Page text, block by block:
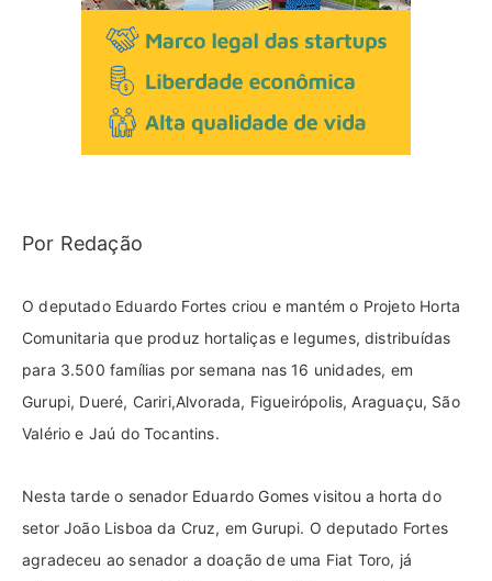
Por Redação
O deputado Eduardo Fortes criou e mantém o Projeto Horta
Comunitaria que produz hortaliças e legumes, distribuídas
para 3.500 famílias por semana nas 16 unidades, em
Gurupi, Dueré, Cariri,Alvorada, Figueirópolis, Araguaçu, São
Valério e Jaú do Tocantins.
Nesta tarde o senador Eduardo Gomes visitou a horta do
setor João Lisboa da Cruz, em Gurupi. O deputado Fortes
agradeceu ao senador a doação de uma Fiat Toro, já